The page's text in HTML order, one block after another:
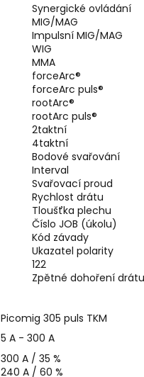
Synergické ovládání
MIG/MAG
Impulsní MIG/MAG
WIG
MMA
forceArc®
forceArc puls®
rootArc®
rootArc puls®
2taktní
4taktní
Bodové svařování
Interval
Svařovací proud
Rychlost drátu
Tloušťka plechu
Číslo JOB (úkolu)
Kód závady
Ukazatel polarity
122
Zpětné dohoření drátu
Picomig 305 puls TKM
5 A - 300 A
300 A / 35 %
240 A / 60 %